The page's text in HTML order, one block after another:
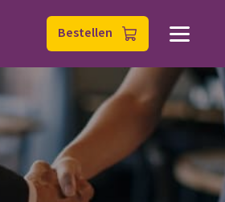
Bestellen